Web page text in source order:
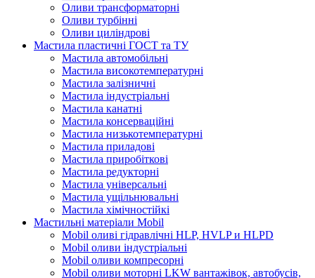
Оливи трансформаторні
Оливи турбінні
Оливи циліндрові
Мастила пластичні ГОСТ та ТУ
Мастила автомобільні
Мастила високотемпературні
Мастила залізничні
Мастила індустріальні
Мастила канатні
Мастила консерваційні
Мастила низькотемпературні
Мастила приладові
Мастила приробіткові
Мастила редукторні
Мастила універсальні
Мастила ущільнювальні
Мастила хімічностійкі
Мастильні матеріали Mobil
Mobil оливі гідравлічні HLP, HVLP и HLPD
Mobil оливи індустріальні
Mobil оливи компресорні
Mobil оливи моторні LKW вантажівок, автобусів,